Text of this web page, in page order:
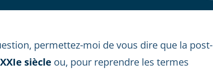
permettez-moi de vous dire que la post-
siècle ou, pour reprendre les termes